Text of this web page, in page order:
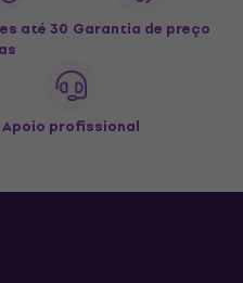
até 30 Garantia de preço
Apoio profissional